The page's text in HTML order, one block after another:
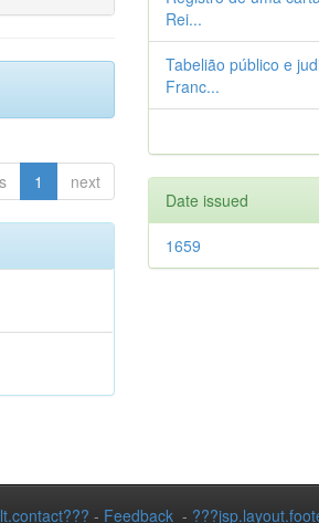
1 next
Rei...
Tabelião público e
Franc...
Date issued
1659
- Feedback -